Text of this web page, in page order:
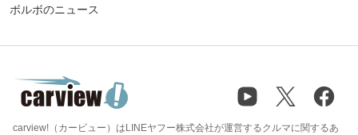
ボルボのニュース
carview!（カービュー）はLINEヤフー株式会社が運営するクルマに関するあ